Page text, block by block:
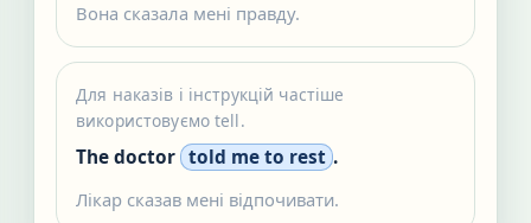
Вона сказала мені правду.
Для наказів і інструкцій частіше
використовуємо tell.
The doctor told me to rest .
Лікар сказав мені відпочивати.